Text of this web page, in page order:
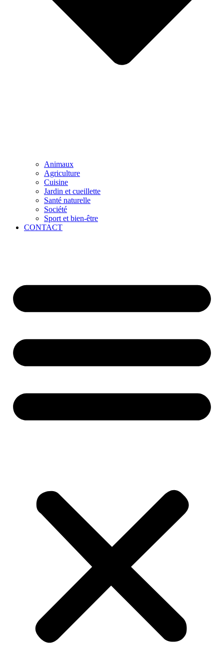
Animaux
Agriculture
Cuisine
Jardin et cueillette
Santé naturelle
Société
Sport et bien-être
CONTACT